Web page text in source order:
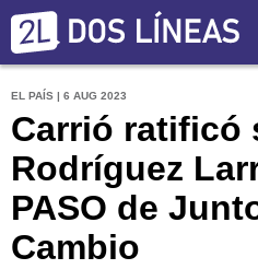
EL PAÍS | 6 AUG 2023
Carrió ratificó
Rodríguez
PASO de
Cambio